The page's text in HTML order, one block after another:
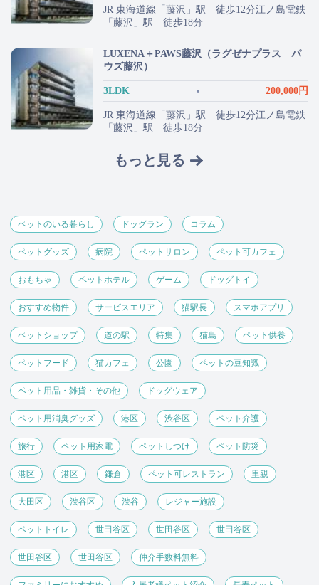
JR 東海道線「藤沢」駅 徒歩12分江ノ島電鉄
「藤沢」駅 徒歩18分
LUXENA＋PAWS藤沢（ラグゼナプラス パ
ウズ藤沢）
3LDK 200,000円
JR 東海道線「藤沢」駅 徒歩12分江ノ島電鉄
「藤沢」駅 徒歩18分
もっと見る
ペットのいる暮らし ドッグラン コラム
ペットグッズ 病院 ペットサロン ペット可カフェ
おもちゃ ペットホテル ゲーム ドッグトイ
おすすめ物件 サービスエリア 猫駅長 スマホアプリ
ペットショップ 道の駅 特集 猫島 ペット供養
ペットフード 猫カフェ 公園 ペットの豆知識
ペット用品・雑貨・その他 ドッグウェア
ペット用消臭グッズ 港区 渋谷区 ペット介護
旅行 ペット用家電 ペットしつけ ペット防災
港区 港区 鎌倉 ペット可レストラン 里親
大田区 渋谷区 渋谷 レジャー施設
ペットトイレ 世田谷区 世田谷区 世田谷区
世田谷区 世田谷区 仲介手数料無料